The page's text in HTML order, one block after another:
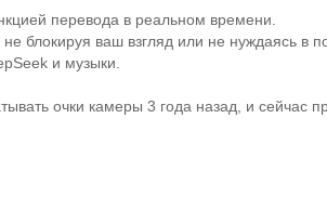
перевода в реальном времени.
блокируя ваш взгляд или не нуждаясь в
и музыки.
очки камеры 3 года назад, и сейчас